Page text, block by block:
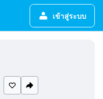
เข้าสู่ระบบ